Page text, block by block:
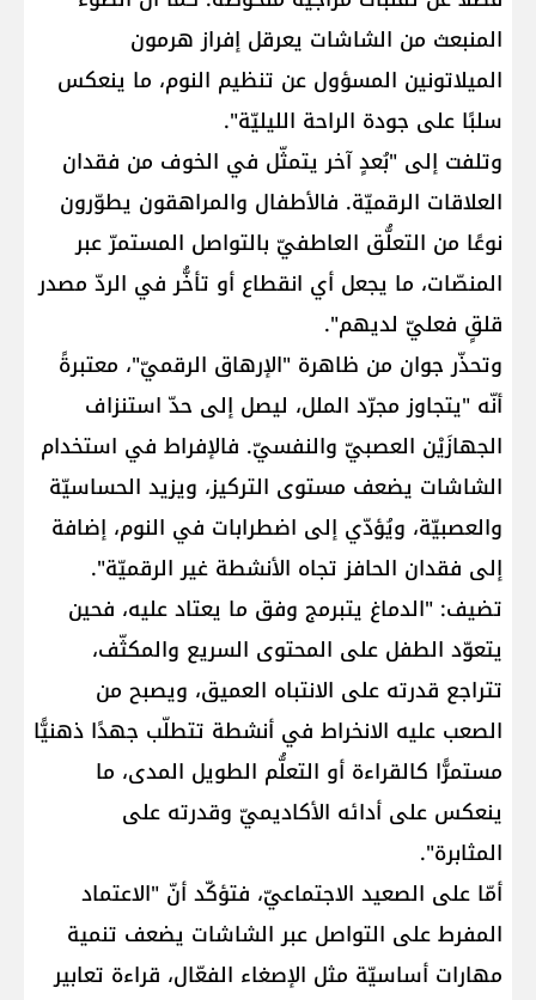
المنبعث من الشاشات يعرقل إفراز هرمون
الميلاتونين المسؤول عن تنظيم النوم، ما ينعكس
سلبًا على جودة الراحة الليليّة".
وتلفت إلى "بُعدٍ آخر يتمثّل في الخوف من فقدان
العلاقات الرقميّة. فالأطفال والمراهقون يطوّرون
نوعًا من التعلُّق العاطفيّ بالتواصل المستمرّ عبر
المنصّات، ما يجعل أي انقطاع أو تأخُّر في الردّ مصدر
قلقٍ فعليّ لديهم".
وتحذّر جوان من ظاهرة "الإرهاق الرقميّ"، معتبرةً
أنّه "يتجاوز مجرّد الملل، ليصل إلى حدّ استنزاف
الجهازَيْن العصبيّ والنفسيّ. فالإفراط في استخدام
الشاشات يضعف مستوى التركيز، ويزيد الحساسيّة
والعصبيّة، ويُؤدّي إلى اضطرابات في النوم، إضافة
إلى فقدان الحافز تجاه الأنشطة غير الرقميّة".
تضيف: "الدماغ يتبرمج وفق ما يعتاد عليه، فحين
يتعوّد الطفل على المحتوى السريع والمكثّف،
تتراجع قدرته على الانتباه العميق، ويصبح من
الصعب عليه الانخراط في أنشطة تتطلّب جهدًا ذهنيًّا
مستمرًّا كالقراءة أو التعلُّم الطويل المدى، ما
ينعكس على أدائه الأكاديميّ وقدرته على
المثابرة".
أمّا على الصعيد الاجتماعيّ، فتؤكّد أنّ "الاعتماد
المفرط على التواصل عبر الشاشات يضعف تنمية
مهارات أساسيّة مثل الإصغاء الفعّال، قراءة تعابير